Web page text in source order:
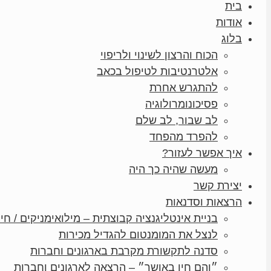
בית
אודות
בלוג
הכוח והרצון לשינוי ולריפוי
אלטרנטיבות לטיפול בכאב
להתגרש אחרת
פסיכונומרולוגיה
לב שבור, לב שלם
להפרד מהפחד
איך אפשר לעזור?
מעשה שהיה כך היה
יצירת קשר
הרצאות וסדנאות
בניית אינטליגנציה קבוצתית – מילואימניקים /
לנצל את המומנטום להגדיל מכירות
סדנה לתקשורת מקרבת בארגונים וחברות
״והם חיו באושר״ – הרצאה לארגונים וחברות